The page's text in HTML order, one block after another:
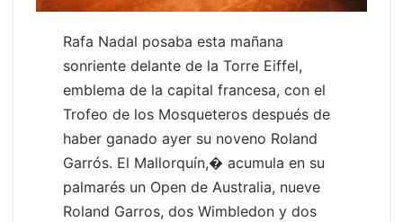
Rafa Nadal posaba esta mañana
sonriente delante de la Torre Eiffel,
emblema de la capital francesa, con el
Trofeo de los Mosqueteros después de
haber ganado ayer su noveno Roland
Garrós. El Mallorquín,� acumula en su
palmarés un Open de Australia, nueve
Roland Garros, dos Wimbledon y dos